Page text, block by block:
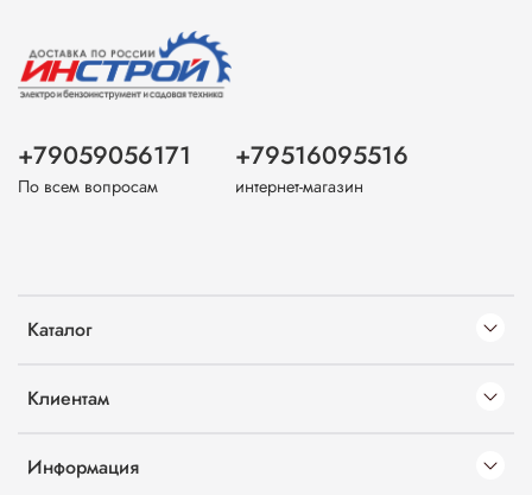
Каталог
Клиентам
Информация
+79059056171
По всем вопросам
+79516095516
интернет-магазин